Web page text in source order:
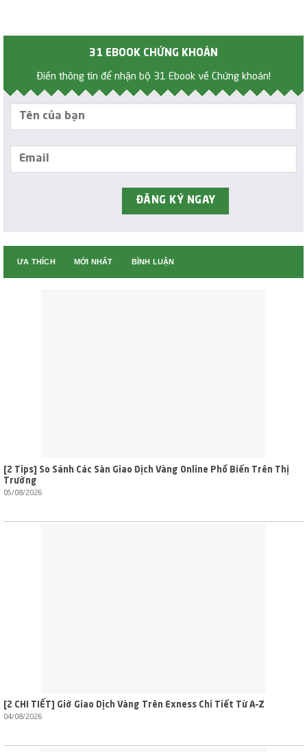
31 EBOOK CHỨNG KHOÁN
Điền thông tin để nhận bộ 31 Ebook về Chứng khoán!
ƯA THÍCH MỚI NHẤT BÌNH LUẬN
[2 Tips] So Sánh Các Sàn Giao Dịch Vàng Online Phổ Biến Trên Thị
Trường
05/08/2026
[2 CHI TIẾT] Giờ Giao Dịch Vàng Trên Exness Chi Tiết Từ A–Z
04/08/2026